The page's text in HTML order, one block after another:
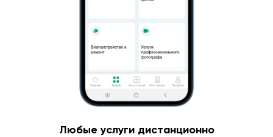
Любые услуги дистанционно